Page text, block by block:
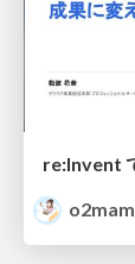
re:Invent